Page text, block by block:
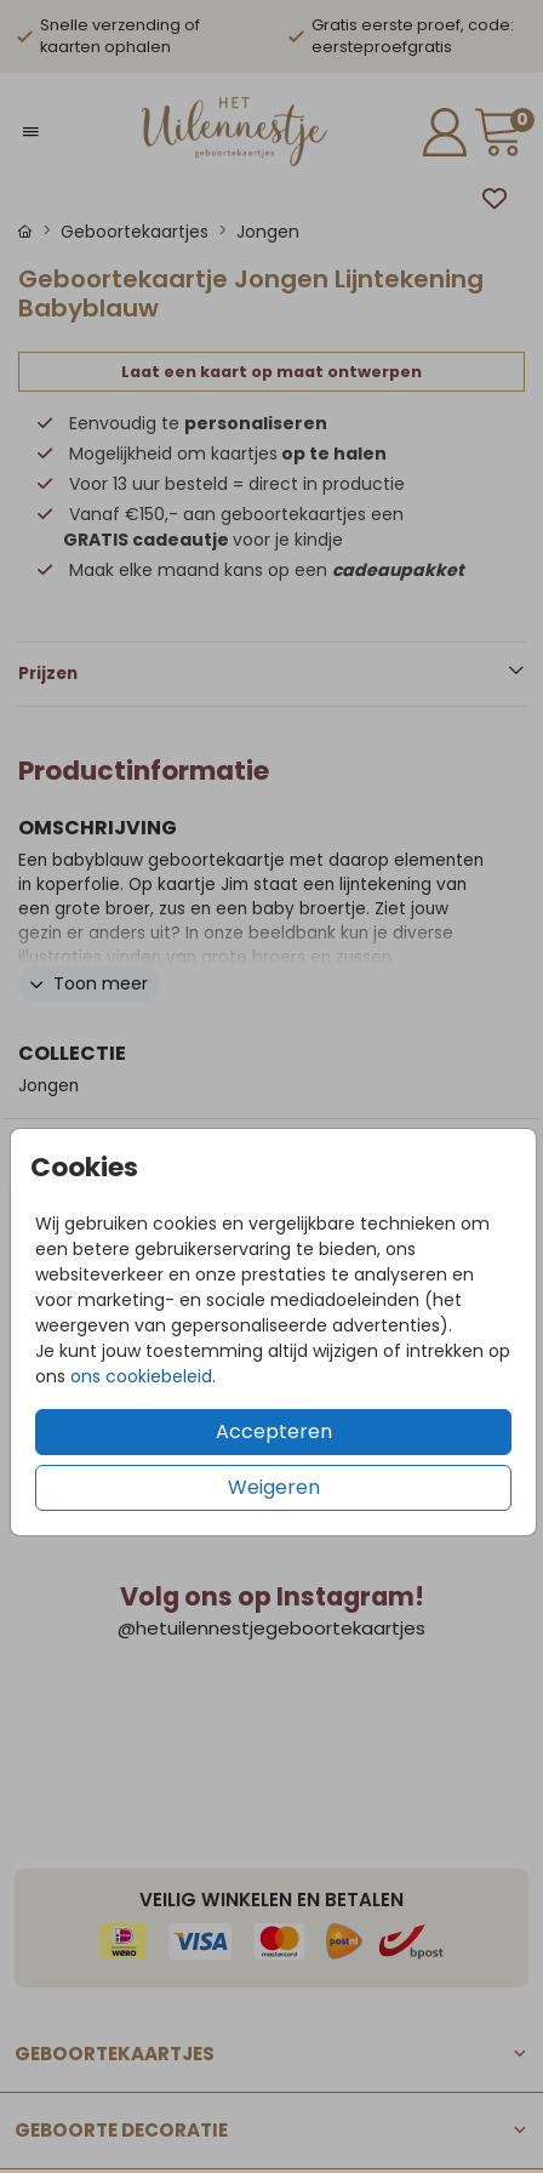
Snelle verzending of
kaarten ophalen
Gratis eerste proef, code:
eersteproefgratis
0
Cookies
Wij gebruiken cookies en vergelijkbare technieken om
een betere gebruikerservaring te bieden, ons
websiteverkeer en onze prestaties te analyseren en
voor marketing- en sociale mediadoeleinden (het
weergeven van gepersonaliseerde advertenties).
Je kunt jouw toestemming altijd wijzigen of intrekken op
ons ons cookiebeleid.
Accepteren
Weigeren
Geboortekaartjes Jongen
Geboortekaartje Jongen Lijntekening
Babyblauw
Laat een kaart op maat ontwerpen
Eenvoudig te personaliseren
Mogelijkheid om kaartjes op te halen
Voor 13 uur besteld = direct in productie
Vanaf €150,- aan geboortekaartjes een
GRATIS cadeautje voor je kindje
Maak elke maand kans op een cadeaupakket
Prijzen
Productinformatie
OMSCHRIJVING
Een babyblauw geboortekaartje met daarop elementen
in koperfolie. Op kaartje Jim staat een lijntekening van
een grote broer, zus en een baby broertje. Ziet jouw
gezin er anders uit? In onze beeldbank kun je diverse
illustraties vinden van grote broers en zussen.
Toon meer
COLLECTIE
Jongen
DIT VIND JE MISSCHIEN OOK LEUK
Volg ons op Instagram!
@hetuilennestjegeboortekaartjes
VEILIG WINKELEN EN BETALEN
GEBOORTEKAARTJES
GEBOORTE DECORATIE